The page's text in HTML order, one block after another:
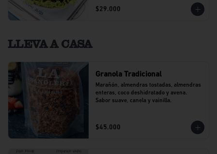
$29.000
LLEVA A CASA
Granola Tradicional
Marañón, almendras tostadas, almendras
enteras, coco deshidratado y avena.
Sabor suave, canela y vainilla.
$45.000